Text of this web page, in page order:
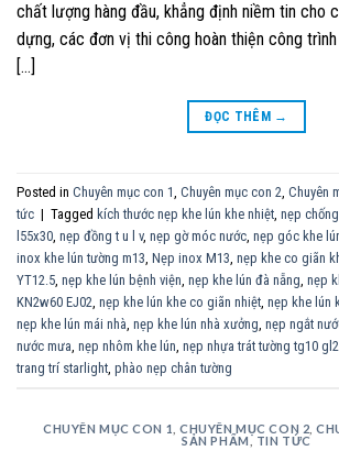
chất lượng hàng đầu, khẳng định niềm tin cho
dựng, các đơn vị thi công hoàn thiện công
[…]
ĐỌC THÊM →
Posted in Chuyên mục con 1 Chuyên mục con 2 Chuyên
tức | Tagged kích thước nẹp khe lún khe nhiệt nẹp
l55x30 nẹp đồng t u l v, nẹp gờ móc nước nẹp góc khe
inox khe lún tường m13 Nẹp inox M13 nẹp khe co giãn
YT12.5 nẹp khe lún bệnh viện nẹp khe lún đà nẵng nẹp
KN2w60 EJ02 nẹp khe lún khe co giãn nhiệt nẹp khe lún
nẹp khe lún mái nhà nẹp khe lún nhà xưởng nẹp ngắt
nước mưa nẹp nhôm khe lún nẹp nhựa trát tường tg10
trang trí starlight phào nẹp chân tường
CHUYÊN MỤC CON 1 ,CHUYÊN MỤC CON 2 ,
SẢN PHẨM
TIN TỨC